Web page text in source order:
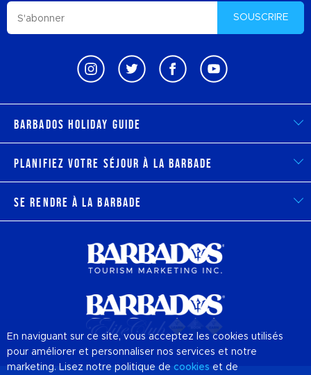
SOUSCRIRE
Barbados Holiday Guide
Planifiez votre séjour à la Barbade
Se rendre à la Barbade
En naviguant sur ce site, vous acceptez les cookies utilisés
pour améliorer et personnaliser nos services et notre
marketing. Lisez notre politique de cookies et de